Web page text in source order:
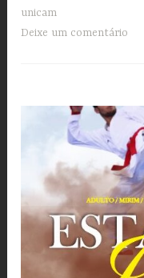
unicam
Deixe um comentário